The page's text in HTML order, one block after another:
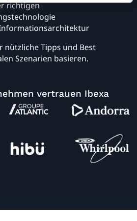
richtigen
nützliche Tipps und Best
Szenarien basieren.
vertrauen Ibexa